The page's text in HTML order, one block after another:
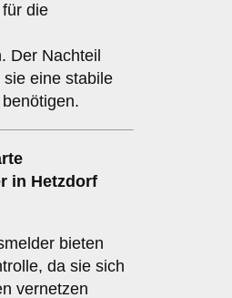
die
Der Nachteil
eine stabile
in Hetzdorf
bieten
da sie sich
vernetzen